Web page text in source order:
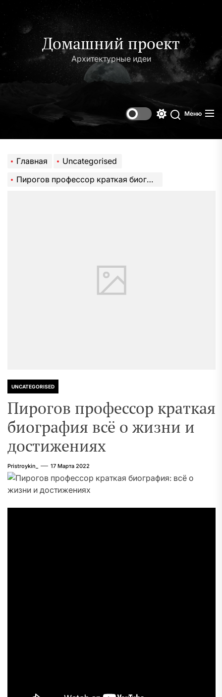
содержимому
Домашний проект
Архитектурные идеи
Поиск
Меню
Главная
Uncategorised
Пирогов профессор краткая биография всё о жизни и достижениях
UNCATEGORISED
Пирогов профессор краткая
биография всё о жизни и
достижениях
Pristroykin_ 17 Марта 2022